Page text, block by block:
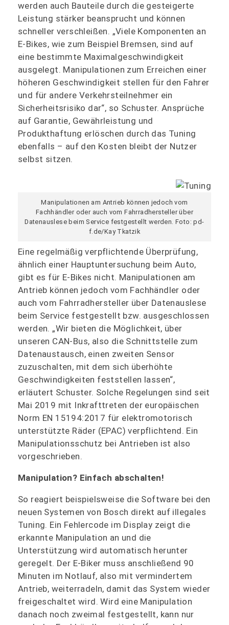
werden auch Bauteile durch die gesteigerte
Leistung stärker beansprucht und können
schneller verschleißen. „Viele Komponenten an
E‑Bikes, wie zum Beispiel Bremsen, sind auf
eine bestimmte Maximalgeschwindigkeit
ausgelegt. Manipulationen zum Erreichen einer
höheren Geschwindigkeit stellen für den Fahrer
und für andere Verkehrsteilnehmer ein
Sicherheitsrisiko dar“, so Schuster. Ansprüche
auf Garantie, Gewährleistung und
Produkthaftung erlöschen durch das Tuning
ebenfalls – auf den Kosten bleibt der Nutzer
selbst sitzen.
Manipulationen am Antrieb können jedoch vom
Fachhändler oder auch vom Fahrradhersteller über
Datenauslese beim Service festgestellt werden. Foto: pd-
f.de/Kay Tkatzik
Eine regelmäßig verpflichtende Überprüfung,
ähnlich einer Hauptuntersuchung beim Auto,
gibt es für E‑Bikes nicht. Manipulationen am
Antrieb können jedoch vom Fachhändler oder
auch vom Fahrradhersteller über Datenauslese
beim Service festgestellt bzw. ausgeschlossen
werden. „Wir bieten die Möglichkeit, über
unseren CAN-Bus, also die Schnittstelle zum
Datenaustausch, einen zweiten Sensor
zuzuschalten, mit dem sich überhöhte
Geschwindigkeiten feststellen lassen“,
erläutert Schuster. Solche Regelungen sind seit
Mai 2019 mit Inkrafttreten der europäischen
Norm EN 15194:2017 für elektromotorisch
unterstützte Räder (EPAC) verpflichtend. Ein
Manipulationsschutz bei Antrieben ist also
vorgeschrieben.
Manipulation? Einfach abschalten!
So reagiert beispielsweise die Software bei den
neuen Systemen von Bosch direkt auf illegales
Tuning. Ein Fehlercode im Display zeigt die
erkannte Manipulation an und die
Unterstützung wird automatisch herunter
geregelt. Der E‑Biker muss anschließend 90
Minuten im Notlauf, also mit vermindertem
Antrieb, weiterradeln, damit das System wieder
freigeschaltet wird. Wird eine Manipulation
danach noch zweimal festgestellt, kann nur